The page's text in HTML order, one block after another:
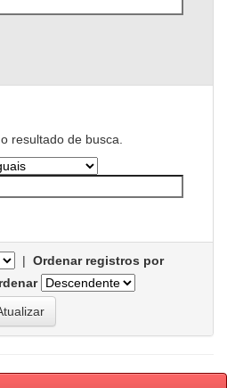
resultado de busca.
| Ordenar registros por